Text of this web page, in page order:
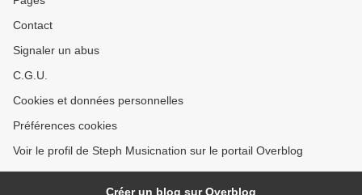
Contact
Signaler un abus
C.G.U.
Cookies et données personnelles
Préférences cookies
Voir le profil de Steph Musicnation sur le portail Overblog
Créer un blog sur Overblog